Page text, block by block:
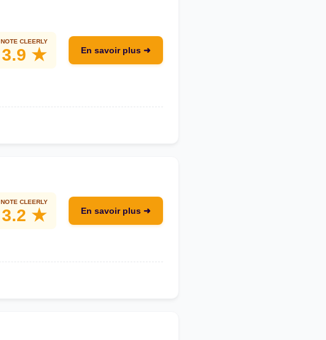
NOTE CLEERLY
3.9 ★ En savoir plus ➜
NOTE CLEERLY
3.2 ★ En savoir plus ➜